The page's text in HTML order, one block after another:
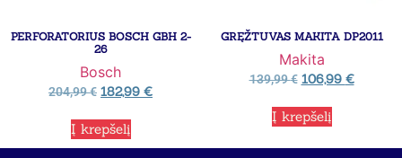
PERFORATORIUS BOSCH GBH 2-
26
Bosch
204,99€ 182,99 €
Į krepšelį
GRĘŽTUVAS MAKITA DP2011
Makita
139,99€ 106,99 €
Į krepšelį